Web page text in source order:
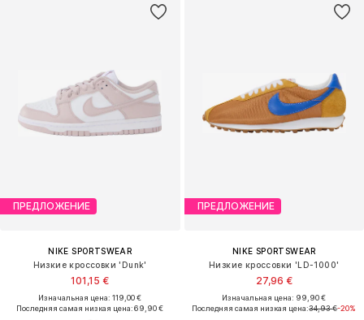
ПРЕДЛОЖЕНИЕ
NIKE SPORTSWEAR
Низкие кроссовки 'Dunk'
101,15 €
Изначальная цена: 119,00 €
Последняя самая низкая цена:69,90 €
ПРЕДЛОЖЕНИЕ
NIKE SPORTSWEAR
Низкие кроссовки 'LD-1000'
27,96 €
Изначальная цена: 99,90 €
Последняя самая низкая цена:34,93 €-20%